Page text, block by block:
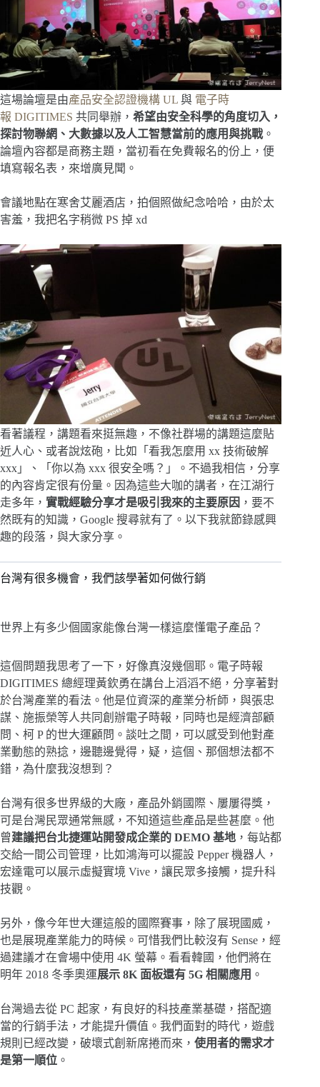
這場論壇是由產品安全認證機構 UL 與 電子時
報 DIGITIMES 共同舉辦， 希望由安全科學的角度切入，
探討物聯網、大數據以及人工智慧當前的應用與挑戰。
論壇內容都是商務主題，當初看在免費報名的份上，便
填寫報名表，來增廣見聞。
會議地點在寒舍艾麗酒店，拍個照做紀念哈哈，由於太
害羞，我把名字稍微 PS 掉 xd
看著議程，講題看來挺無趣，不像社群場的講題這麼貼
近人心、或者說炫砲，比如「看我怎麼用 xx 技術破解
xxx」、「你以為 xxx 很安全嗎？」。不過我相信，分享
的內容肯定很有份量。因為這些大咖的講者，在江湖行
走多年， 實戰經驗分享才是吸引我來的主要原因 ，要不
然既有的知識，Google 搜尋就有了。以下我就節錄感興
趣的段落，與大家分享。
台灣有很多機會，我們該學著如何做行銷
世界上有多少個國家能像台灣一樣這麼懂電子產品？
這個問題我思考了一下，好像真沒幾個耶。電子時報
DIGITIMES 總經理黃欽勇在講台上滔滔不絕，分享著對
於台灣產業的看法。他是位資深的產業分析師，與張忠
謀、施振榮等人共同創辦電子時報，同時也是經濟部顧
問、柯 P 的世大運顧問。談吐之間，可以感受到他對產
業動態的熟捻，邊聽邊覺得，疑，這個、那個想法都不
錯，為什麼我沒想到？
台灣有很多世界級的大廠，產品外銷國際、屢屢得獎，
可是台灣民眾通常無感，不知道這些產品是些甚麼。他
曾建議把台北捷運站開發成企業的 DEMO 基地 ，每站都
交給一間公司管理，比如鴻海可以擺設 Pepper 機器人，
宏達電可以展示虛擬實境 Vive，讓民眾多接觸，提升科
技觀。
另外，像今年世大運這般的國際賽事，除了展現國威，
也是展現產業能力的時候。可惜我們比較沒有 Sense，經
過建議才在會場中使用 4K 螢幕。看看韓國，他們將在
明年 2018 冬季奧運展示 8K 面板還有 5G 相關應用 。
台灣過去從 PC 起家，有良好的科技產業基礎，搭配適
當的行銷手法，才能提升價值。我們面對的時代，遊戲
規則已經改變，破壞式創新席捲而來， 使用者的需求才
是第一順位 。